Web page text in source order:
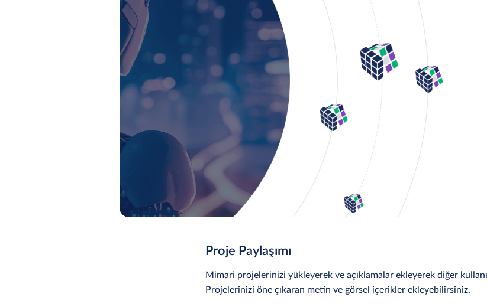
Proje Paylaşımı
Mimari projelerinizi yükleyerek ve açıklamalar ekleyerek diğer
Projelerinizi öne çıkaran metin ve görsel içerikler ekleyebilirsiniz.